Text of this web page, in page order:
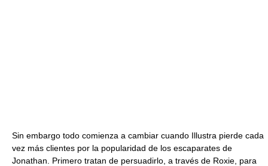
Sin embargo todo comienza a cambiar cuando Illustra pierde cada
vez más clientes por la popularidad de los escaparates de
Jonathan. Primero tratan de persuadirlo, a través de Roxie, para